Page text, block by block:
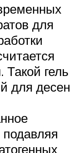
для
Такой гель
для десен
подавляя